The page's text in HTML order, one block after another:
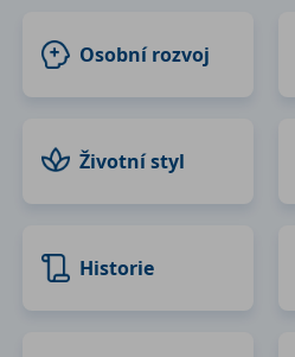
Osobní rozvoj
Životní styl
Historie